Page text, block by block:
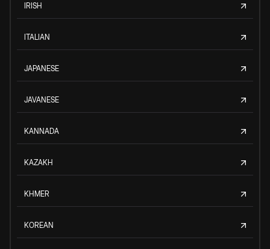
IRISH
ITALIAN
JAPANESE
JAVANESE
KANNADA
KAZAKH
KHMER
KOREAN